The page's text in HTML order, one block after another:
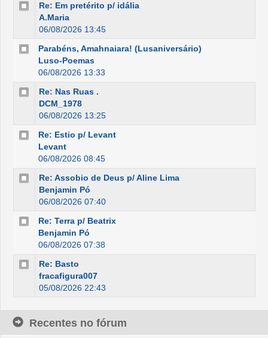
Re: Em pretérito p/ idália
A.Maria
06/08/2026 13:45
Parabéns, Amahnaiara! (Lusaniversário)
Luso-Poemas
06/08/2026 13:33
Re: Nas Ruas .
DCM_1978
06/08/2026 13:25
Re: Estio p/ Levant
Levant
06/08/2026 08:45
Re: Assobio de Deus p/ Aline Lima
Benjamin Pó
06/08/2026 07:40
Re: Terra p/ Beatrix
Benjamin Pó
06/08/2026 07:38
Re: Basto
fracafigura007
05/08/2026 22:43
Recentes no fórum